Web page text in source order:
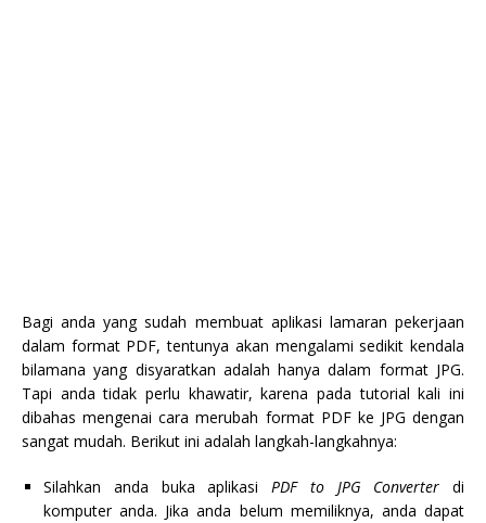
Bagi anda yang sudah membuat aplikasi lamaran pekerjaan
dalam format PDF, tentunya akan mengalami sedikit kendala
bilamana yang disyaratkan adalah hanya dalam format JPG.
Tapi anda tidak perlu khawatir, karena pada tutorial kali ini
dibahas mengenai cara merubah format PDF ke JPG dengan
sangat mudah. Berikut ini adalah langkah-langkahnya:
Silahkan anda buka aplikasi PDF to JPG Converter di
komputer anda. Jika anda belum memiliknya, anda dapat